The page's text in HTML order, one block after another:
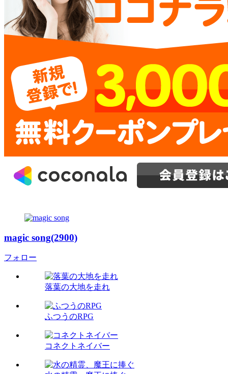
magic song(2900)
フォロー
落葉の大地を走れ
ふつうのRPG
コネクトネイバー